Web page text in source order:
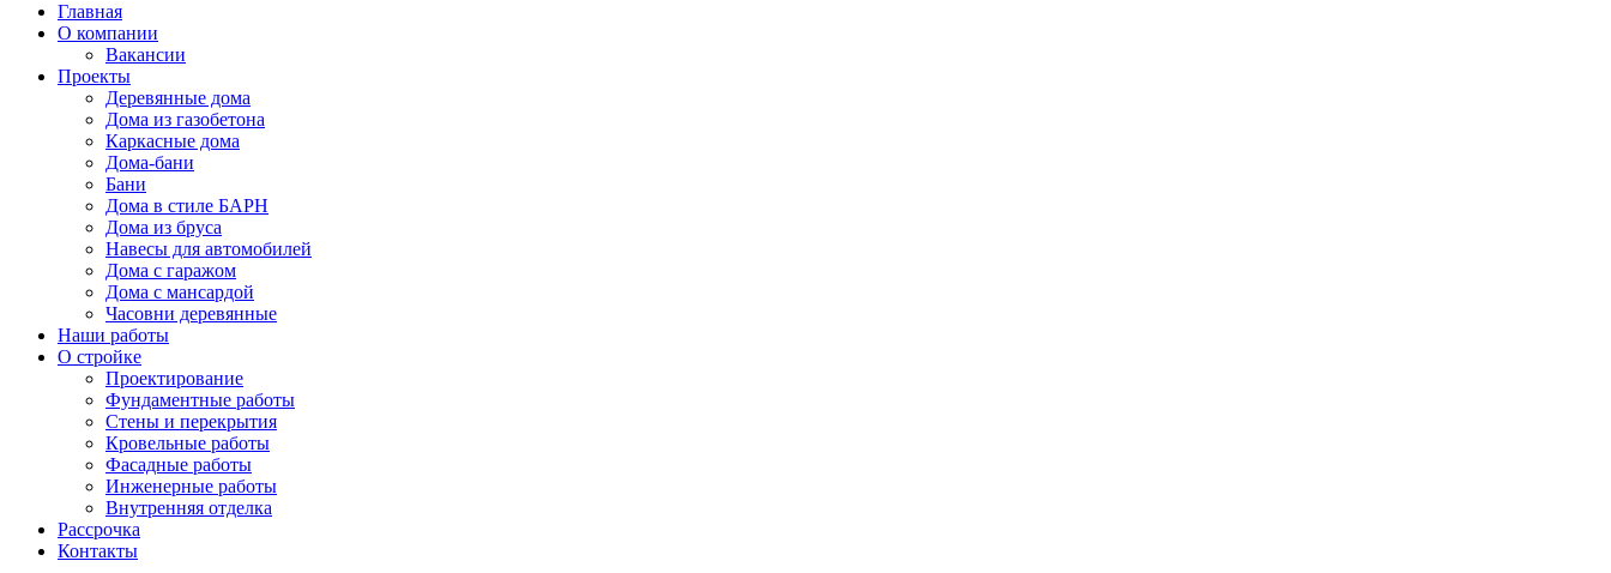
Главная
О компании
Вакансии
Проекты
Деревянные дома
Дома из газобетона
Каркасные дома
Дома-бани
Бани
Дома в стиле БАРН
Дома из бруса
Навесы для автомобилей
Дома с гаражом
Дома с мансардой
Часовни деревянные
Наши работы
О стройке
Проектирование
Фундаментные работы
Стены и перекрытия
Кровельные работы
Фасадные работы
Инженерные работы
Внутренняя отделка
Рассрочка
Контакты